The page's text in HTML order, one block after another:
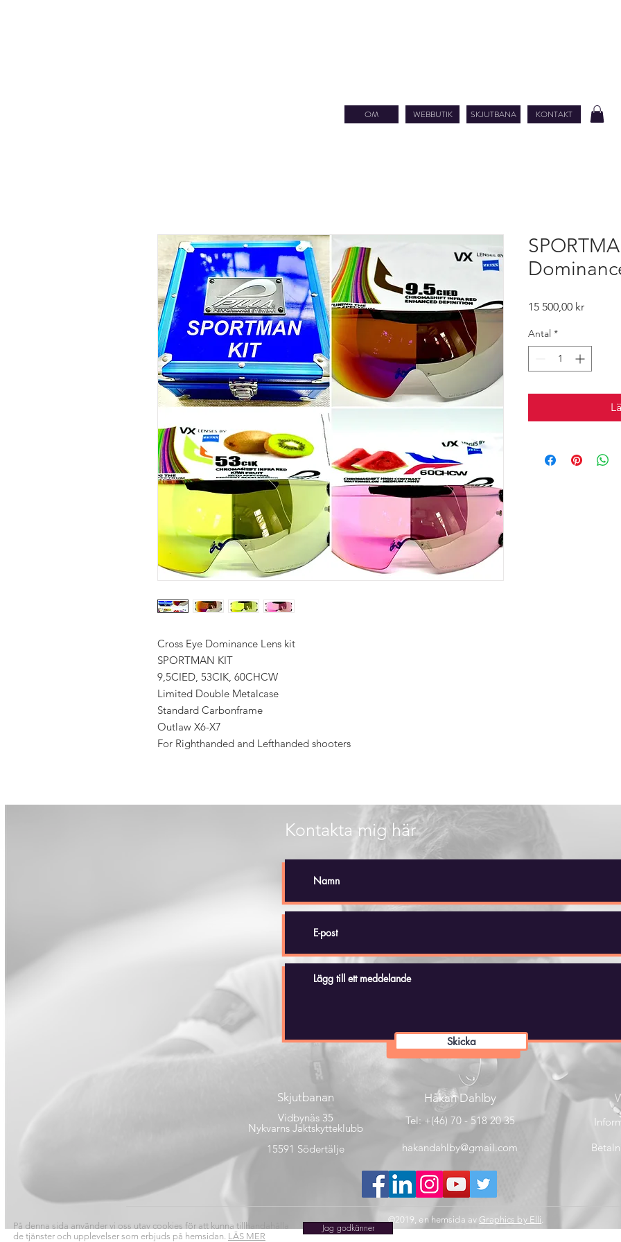
OM WEBBUTIK SKJUTBANA KONTAKT
Cross Eye Dominance Lens kit
SPORTMAN KIT
9,5CIED, 53CIK, 60CHCW
Limited Double Metalcase
Standard Carbonframe
Outlaw X6-X7
For Righthanded and Lefthanded shooters
15 500,00 krPris
Antal *
På denna sida använder vi oss utav cookies för att kunna tillhandahålla
de tjänster och upplevelser som erbjuds på hemsidan. LÄS MER
Jag godkänner
Skjutbanan
Vidbynäs 35
Nykvarns Jaktskytteklubb
15591 Södertälje
Håkan Dahlby
Tel: +(46) 70 - 518 20 35
hakandahlby@gmail.com
Kontakta mig här
Skicka
©2019, en hemsida av Graphics by Elli.